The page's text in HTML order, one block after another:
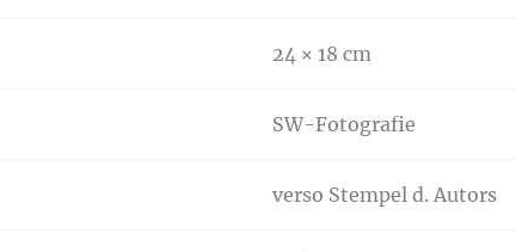
24 × 18 cm
SW-Fotografie
verso Stempel d. Autors